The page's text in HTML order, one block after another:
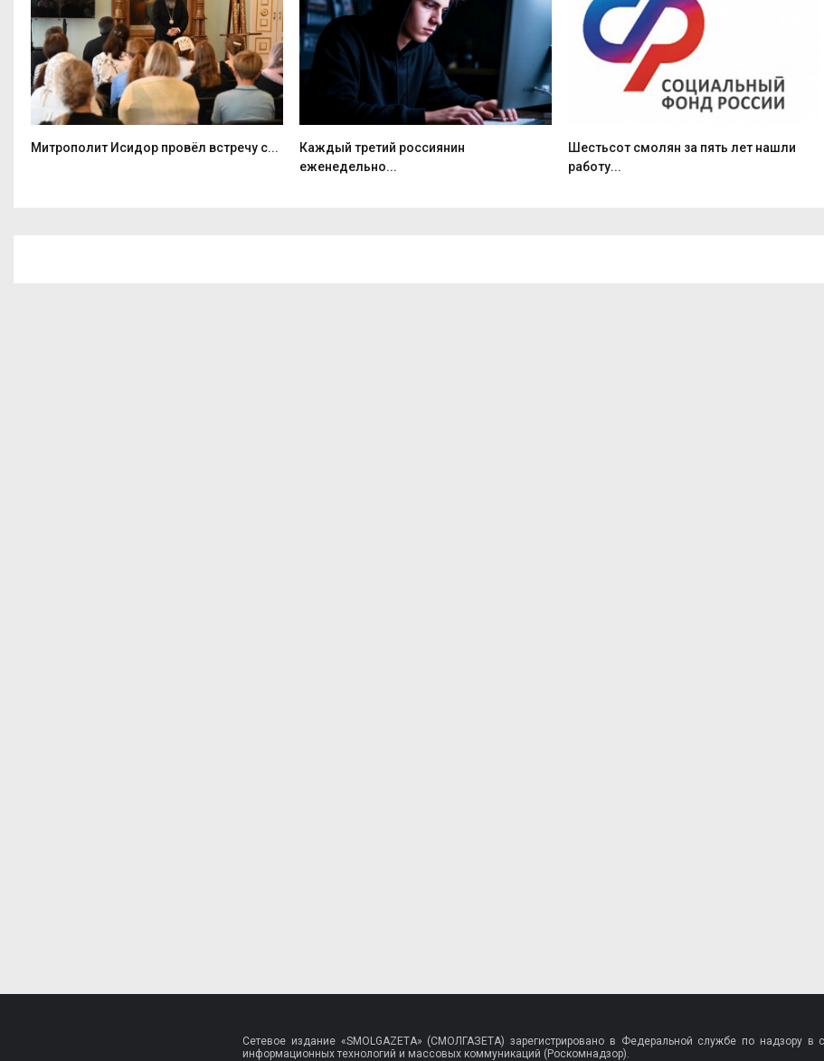
Митрополит Исидор провёл встречу с...
Каждый третий россиянин
еженедельно...
Шестьсот смолян за пять лет нашли
работу...
Сетевое издание «SMOLGAZETA» (СМОЛГАЗЕТА) зарегистрировано в Федеральной службе по надзору в
информационных технологий и массовых коммуникаций (Роскомнадзор).